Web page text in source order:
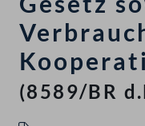
(8589/BR